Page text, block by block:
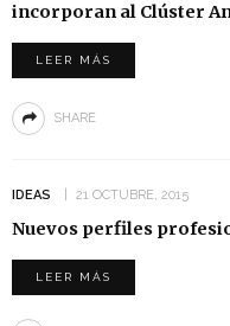
incorporan al Clúster
LEER MÁS
SHARE
IDEAS 21 OCTUBRE, 2015
Nuevos perfiles
LEER MÁS